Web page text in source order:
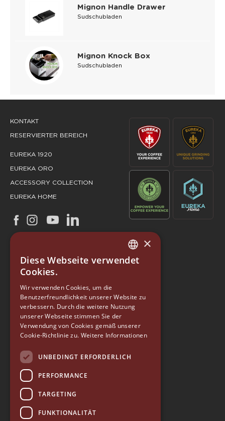
Mignon Handle Drawer
Sudschubladen
Mignon Knock Box
Sudschubladen
KONTAKT
RESERVIERTER BEREICH
EUREKA 1920
EUREKA ORO
ACCESSORY COLLECTION
EUREKA HOME
EUREKA
Via Luigi Longo 39/41
50019, Sesto Fiorentino (FI) - ITALY
Tel. +39 055 4200011
Fax +39 055 4200010
P. Iva 03094860487
info@eureka.co.it
ITALIAN
GERMAN
RUSSIAN
×
Diese Webseite verwendet
Cookies.
Wir verwenden Cookies, um die
Benutzerfreundlichkeit unserer Website zu
verbessern. Durch die weitere Nutzung
unserer Webseite stimmen Sie der
Verwendung von Cookies gemäß unserer
Cookie-Richtlinie zu. Weitere Informationen
UNBEDINGT ERFORDERLICH
PERFORMANCE
TARGETING
FUNKTIONALITÄT